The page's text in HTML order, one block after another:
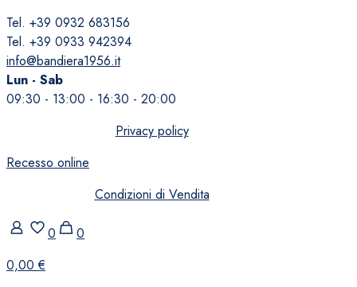
Tel. +39 0932 683156
Tel. +39 0933 942394
info@bandiera1956.it
Lun - Sab
09:30 - 13:00 - 16:30 - 20:00
Privacy policy
Recesso online
Condizioni di Vendita
0
0
0,00 €